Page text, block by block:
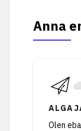
Anna
Olen